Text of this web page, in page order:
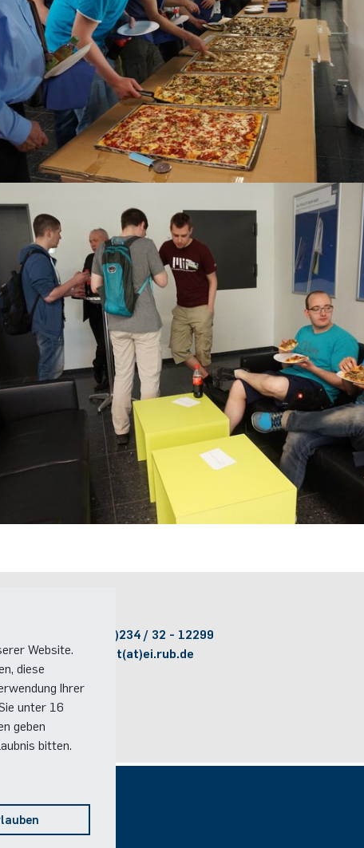
(+49)(0)234 / 32 - 12299
E-Mail:
dekanat(at)ei.rub.de
Website.
diese
Ihrer
unter 16
geben
bitten.